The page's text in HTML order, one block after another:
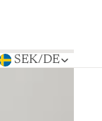
SEK/DE